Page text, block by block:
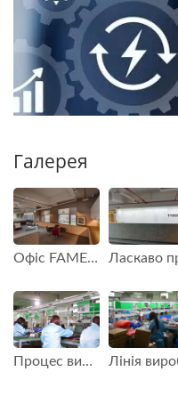
Галерея
Офіс FAMETECH (TYSSO)
Процес виробництва FAMETECH (TYSSO)